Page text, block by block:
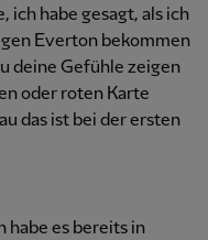
ich habe gesagt, als ich
Everton bekommen
deine Gefühle zeigen
oder roten Karte
das ist bei der ersten
habe es bereits in